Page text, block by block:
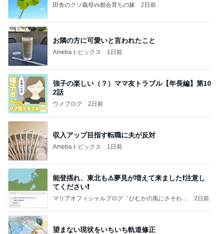
田舎のクソ義母vs都会育ちの嫁 2日前
お隣の方に可愛いと言われたこと
Amebaトピックス 1日前
強子の楽しい（？）ママ友トラブル【年長編】第10
2話
ウメブログ 2日前
収入アップ目指す転職に夫が反対
Amebaトピックス 1日前
能登揺れ、東北も⚠️夢見が増えて来ました❗️注意し
てください❗️
マリアオフィシャルブログ「ひむかの風にさそわれ
2日前
望まない現状をいちいち軌道修正